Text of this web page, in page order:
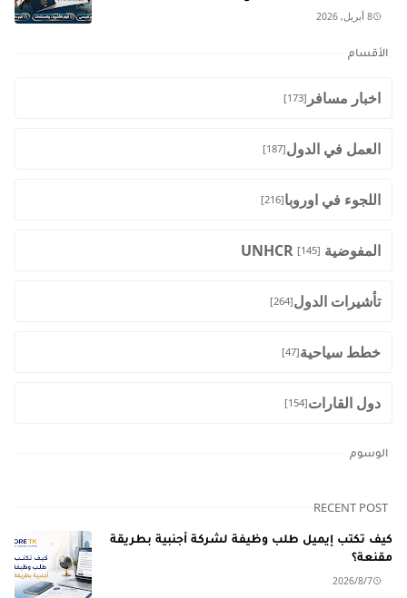
8 أبريل, 2026
الأقسام
اخبار مسافر [173]
العمل في الدول[187]
اللجوء في اوروبا[216]
المفوضية UNHCR [145]
تأشيرات الدول[264]
خطط سياحية[47]
دول القارات[154]
الوسوم
RECENT POST
كيف تكتب إيميل طلب وظيفة لشركة أجنبية بطريقة
مقنعة؟
2026/8/7